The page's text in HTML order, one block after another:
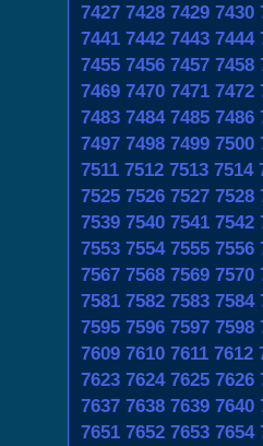
7427 7428 7429 7430
7441 7442 7443 7444
7455 7456 7457 7458
7469 7470 7471 7472
7483 7484 7485 7486
7497 7498 7499 7500
7511 7512 7513 7514
7525 7526 7527 7528
7539 7540 7541 7542
7553 7554 7555 7556
7567 7568 7569 7570
7581 7582 7583 7584
7595 7596 7597 7598
7609 7610 7611 7612
7623 7624 7625 7626
7637 7638 7639 7640
7651 7652 7653 7654